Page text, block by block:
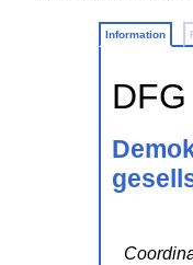
Information